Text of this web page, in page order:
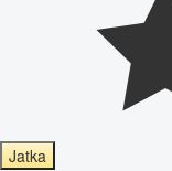
Jatka